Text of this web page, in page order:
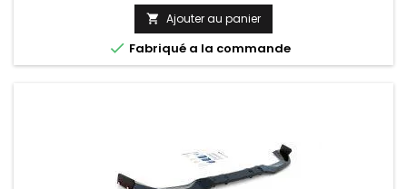
 Ajouter au panier
 Fabriqué a la commande